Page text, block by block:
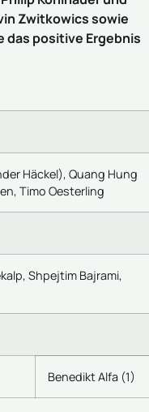
Zwitkowics sowie
positive Ergebnis
Häckel), Quang Hung
Timo Oesterling
Shpejtim Bajrami,
Benedikt Alfa (1)